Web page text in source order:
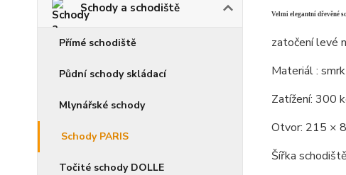
Schody a schodiště
Přímé schodiště
Půdní schody skládací
Mlynářské schody
Schody PARIS
Točité schody DOLLE
Velmi elegantní dřevěné
zatočení levé
Materiál :
Zatížení: 300
Otvor: 215 ×
Šířka